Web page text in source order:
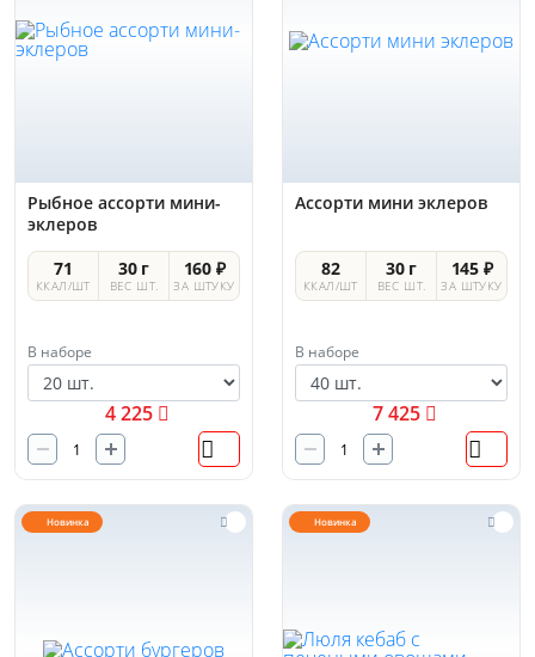
Рыбное ассорти мини-
эклеров
71
ККАЛ/ШТ
30 г
ВЕС ШТ.
160 ₽
ЗА ШТУКУ
В наборе
4 225
Ассорти мини эклеров
82
ККАЛ/ШТ
30 г
ВЕС ШТ.
145 ₽
ЗА ШТУКУ
В наборе
7 425
Новинка Новинка